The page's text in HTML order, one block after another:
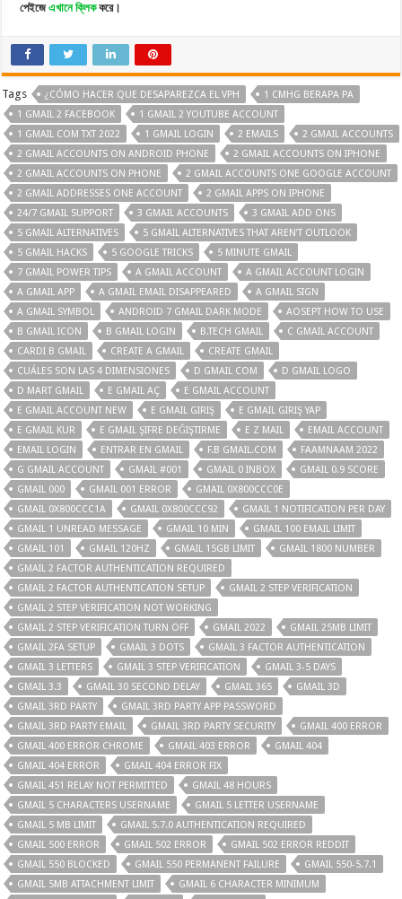
পেইজেএখানে ক্লিককরে।
Tags ¿CÓMO HACER QUE DESAPAREZCA EL VPH
1 CMHG BERAPA PA
1 GMAIL 2 FACEBOOK
1 GMAIL 2 YOUTUBE ACCOUNT
1 GMAIL COM TXT 2022
1 GMAIL LOGIN 2 EMAILS
2 GMAIL ACCOUNTS
2 GMAIL ACCOUNTS ON ANDROID PHONE
2 GMAIL ACCOUNTS ON IPHONE
2 GMAIL ACCOUNTS ON PHONE
2 GMAIL ACCOUNTS ONE GOOGLE ACCOUNT
2 GMAIL ADDRESSES ONE ACCOUNT
2 GMAIL APPS ON IPHONE
24/7 GMAIL SUPPORT
3 GMAIL ACCOUNTS
3 GMAIL ADD ONS
5 GMAIL ALTERNATIVES
5 GMAIL ALTERNATIVES THAT AREN’T OUTLOOK
5 GMAIL HACKS
5 GOOGLE TRICKS
5 MINUTE GMAIL
7 GMAIL POWER TIPS
A GMAIL ACCOUNT
A GMAIL ACCOUNT LOGIN
A GMAIL APP
A GMAIL EMAIL DISAPPEARED
A GMAIL SIGN
A GMAIL SYMBOL
ANDROID 7 GMAIL DARK MODE
AOSEPT HOW TO USE
B GMAIL ICON
B GMAIL LOGIN B.TECH GMAIL
C GMAIL ACCOUNT
CARDI B GMAIL
CREATE A GMAIL
CREATE GMAIL
CUÁLES SON LAS 4 DIMENSIONES
D GMAIL COM
D GMAIL LOGO
D MART GMAIL
E GMAIL AÇ
E GMAIL ACCOUNT
E GMAIL ACCOUNT NEW
E GMAIL GIRIŞ
E GMAIL GIRIŞ YAP
E GMAIL KUR
E GMAIL ŞIFRE DEĞIŞTIRME E Z MAIL
EMAIL ACCOUNT
EMAIL LOGIN
ENTRAR EN GMAIL F.B GMAIL.COM
FAAMNAAM 2022
G GMAIL ACCOUNT
GMAIL #001 GMAIL 0 INBOX
GMAIL 0.9 SCORE
GMAIL 000
GMAIL 001 ERROR
GMAIL 0X800CCC0E
GMAIL 0X800CCC1A
GMAIL 0X800CCC92
GMAIL 1 NOTIFICATION PER DAY
GMAIL 1 UNREAD MESSAGE
GMAIL 10 MIN
GMAIL 100 EMAIL LIMIT
GMAIL 101
GMAIL 120HZ GMAIL 15GB LIMIT
GMAIL 1800 NUMBER
GMAIL 2 FACTOR AUTHENTICATION REQUIRED
GMAIL 2 FACTOR AUTHENTICATION SETUP
GMAIL 2 STEP VERIFICATION
GMAIL 2 STEP VERIFICATION NOT WORKING
GMAIL 2 STEP VERIFICATION TURN OFF
GMAIL 2022
GMAIL 25MB LIMIT
GMAIL 2FA SETUP
GMAIL 3 DOTS
GMAIL 3 FACTOR AUTHENTICATION
GMAIL 3 LETTERS
GMAIL 3 STEP VERIFICATION
GMAIL 3-5 DAYS
GMAIL 3.3
GMAIL 30 SECOND DELAY GMAIL 365
GMAIL 3D
GMAIL 3RD PARTY
GMAIL 3RD PARTY APP PASSWORD
GMAIL 3RD PARTY EMAIL
GMAIL 3RD PARTY SECURITY
GMAIL 400 ERROR
GMAIL 400 ERROR CHROME
GMAIL 403 ERROR
GMAIL 404
GMAIL 404 ERROR
GMAIL 404 ERROR FIX
GMAIL 451 RELAY NOT PERMITTED
GMAIL 48 HOURS
GMAIL 5 CHARACTERS USERNAME
GMAIL 5 LETTER USERNAME
GMAIL 5 MB LIMIT
GMAIL 5.7.0 AUTHENTICATION REQUIRED
GMAIL 500 ERROR
GMAIL 502 ERROR
GMAIL 502 ERROR REDDIT
GMAIL 550 BLOCKED
GMAIL 550 PERMANENT FAILURE
GMAIL 550-5.7.1
GMAIL 5MB ATTACHMENT LIMIT
GMAIL 6 CHARACTER MINIMUM